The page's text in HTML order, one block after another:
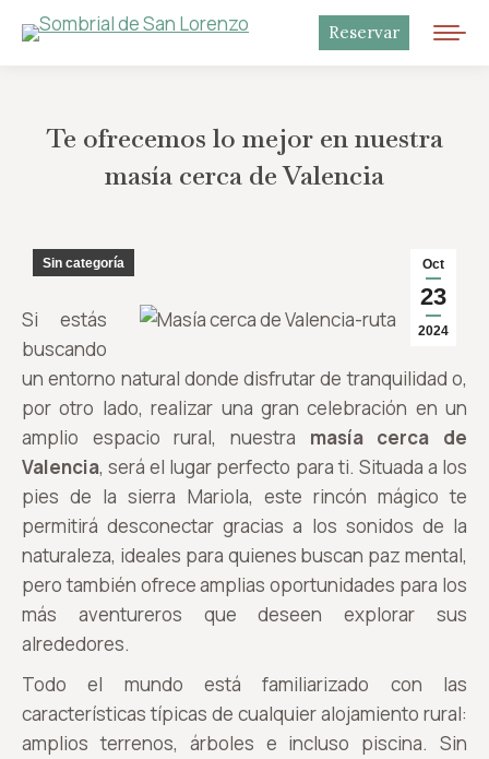
Reservar
Te ofrecemos lo mejor en nuestra
masía cerca de Valencia
Oct
23
2024
Sin categoría
Si estás
buscando
un entorno natural donde disfrutar de tranquilidad o,
por otro lado, realizar una gran celebración en un
amplio espacio rural, nuestra masía cerca de
Valencia, será el lugar perfecto para ti. Situada a los
pies de la sierra Mariola, este rincón mágico te
permitirá desconectar gracias a los sonidos de la
naturaleza, ideales para quienes buscan paz mental,
pero también ofrece amplias oportunidades para los
más aventureros que deseen explorar sus
alrededores.
Todo el mundo está familiarizado con las
características típicas de cualquier alojamiento rural:
amplios terrenos, árboles e incluso piscina. Sin